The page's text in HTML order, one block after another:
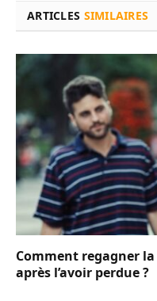
ARTICLES SIMILAIRES
Comment regagner
après l’avoir perdue ?